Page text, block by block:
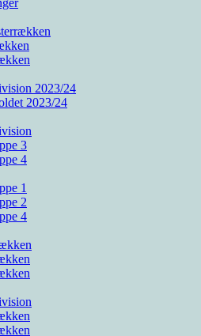
2023/24
2023/24
3
4
1
2
4